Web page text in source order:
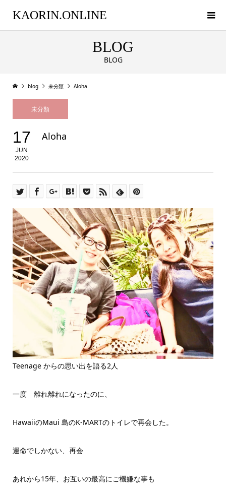
KAORIN.ONLINE
BLOG
BLOG
blog 未分類 Aloha
未分類
17
JUN
2020
Aloha
Teenage からの思い出を語る2人
一度 離れ離れになったのに、
HawaiiのMaui 島のK-MARTのトイレで再会した。
運命でしかない、再会
あれから15年、お互いの最高にご機嫌な事も